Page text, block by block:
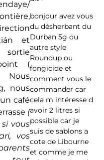
et
sortie
(
Nous
nous
café
(
vous
vos
bonjour avez vous
du désherbant du
Durban 5g ou
autre style
Roundup ou
fongicide et
comment vous le
commander car
cela m intéresse d
avoir 2 litres si
possible car je
suis de sablons a
cote de Libourne
et comme je me